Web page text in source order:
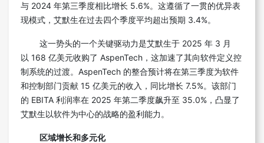
与 2024 年第三季度相比增长 5.6%。这遵循了一贯的优异表
现模式，艾默生在过去四个季度平均超出预期 3.4%。
这一势头的一个关键驱动力是艾默生于 2025 年 3 月
以 168 亿美元收购了 AspenTech，这加速了其向软件定义控
制系统的过渡。AspenTech 的整合预计将在第三季度为软件
和控制部门贡献 15 亿美元的收入，同比增长 7.5%。该部门
的 EBITA 利润率在 2025 年第二季度飙升至 35.0%，凸显了
艾默生以软件为中心的战略的盈利能力。
区域增长和多元化